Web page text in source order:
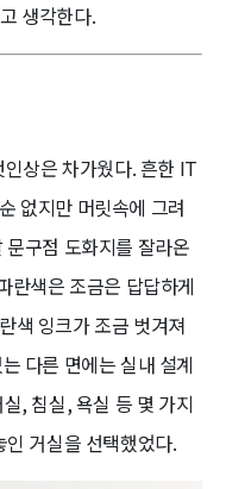
생각한다.
상은 차가웠다. 흔한 IT
없지만 머릿속에 그려
구점 도화지를 잘라온
란색은 조금은 답답하게
색 잉크가 조금 벗겨져
다른 면에는 실내 설계
, 침실, 욕실 등 몇 가지
거실을 선택했었다.